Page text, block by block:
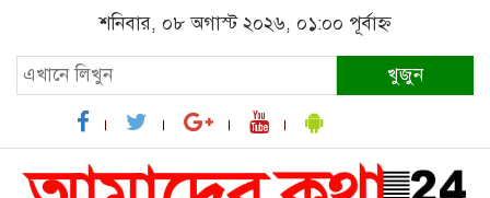
শনিবার, ০৮ অগাস্ট ২০২৬, ০১:০০ পূর্বাহ্ন
খুজুন